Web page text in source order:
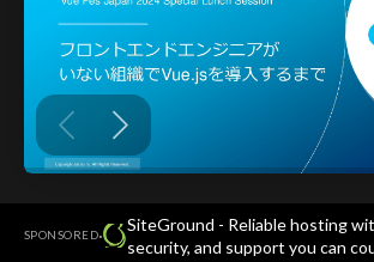
SPONSORED·
SiteGround - Reliable hosting
security, and support you can